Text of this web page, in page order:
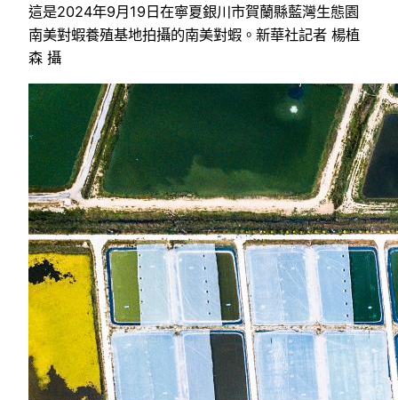
這是2024年9月19日在寧夏銀川市賀蘭縣藍灣生態園
南美對蝦養殖基地拍攝的南美對蝦。新華社記者 楊植
森 攝